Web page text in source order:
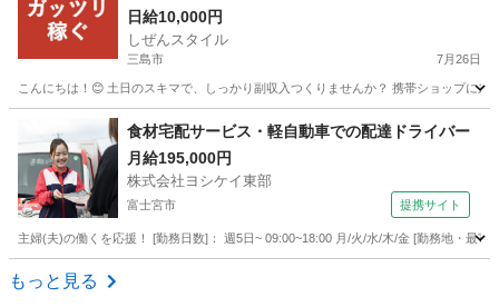
日給10,000円
しぜんスタイル
三島市 7月26日
こんにちは！😊 土日のスキマで、しっかり副収入つくりませんか？ 携帯ショップに
三島市 家電量販店 スタッフ
食材宅配サービス・軽自動車での配達ドライバー
月給195,000円
株式会社ヨシケイ東部
富士宮市 提携サイト
主婦(夫)の働くを応援！ [勤務日数]： 週5日~ 09:00~18:00 月/火/水/木/金 [勤務地・最
静岡 富士宮市
もっと見る